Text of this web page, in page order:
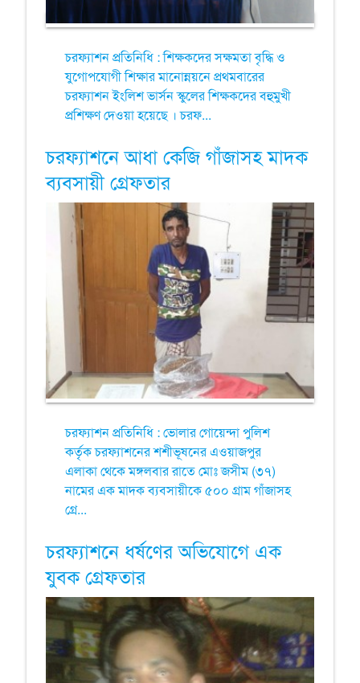
চরফ্যাশন প্রতিনিধি : শিক্ষকদের সক্ষমতা বৃদ্ধি ও
যুগোপযোগী শিক্ষার মানোন্নয়নে প্রথমবারের
চরফ্যাশন ইংলিশ ভার্সন স্কুলের শিক্ষকদের বহুমুখী
প্রশিক্ষণ দেওয়া হয়েছে । চরফ...
চরফ্যাশনে আধা কেজি গাঁজাসহ মাদক
ব্যবসায়ী গ্রেফতার
চরফ্যাশন প্রতিনিধি : ভোলার গোয়েন্দা পুলিশ
কর্তৃক চরফ্যাশনের শশীভূষনের এওয়াজপুর
এলাকা থেকে মঙ্গলবার রাতে মোঃ জসীম (৩৭)
নামের এক মাদক ব্যবসায়ীকে ৫০০ গ্রাম গাঁজাসহ
গ্রে...
চরফ্যাশনে ধর্ষণের অভিযোগে এক
যুবক গ্রেফতার